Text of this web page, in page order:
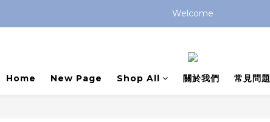
Welcome
Home New Page Shop All 關於我們 常見問題